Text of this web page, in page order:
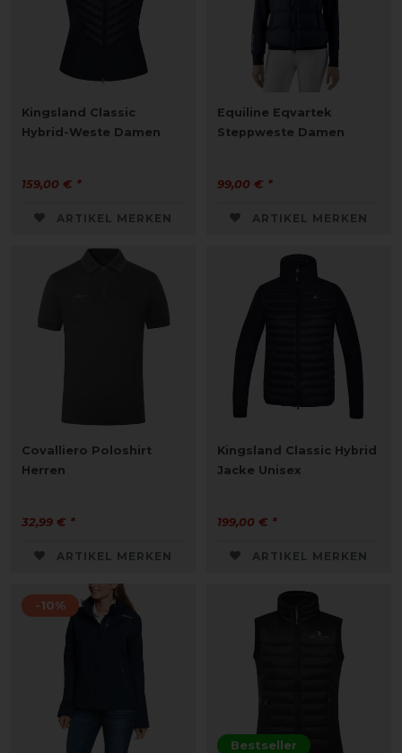
Kingsland Classic
Hybrid-Weste Damen
159,00 € *
ARTIKEL MERKEN
Equiline Eqvartek
Steppweste Damen
99,00 € *
ARTIKEL MERKEN
Covalliero Poloshirt
Herren
32,99 € *
ARTIKEL MERKEN
Kingsland Classic Hybrid
Jacke Unisex
199,00 € *
ARTIKEL MERKEN
-10%
Bestseller